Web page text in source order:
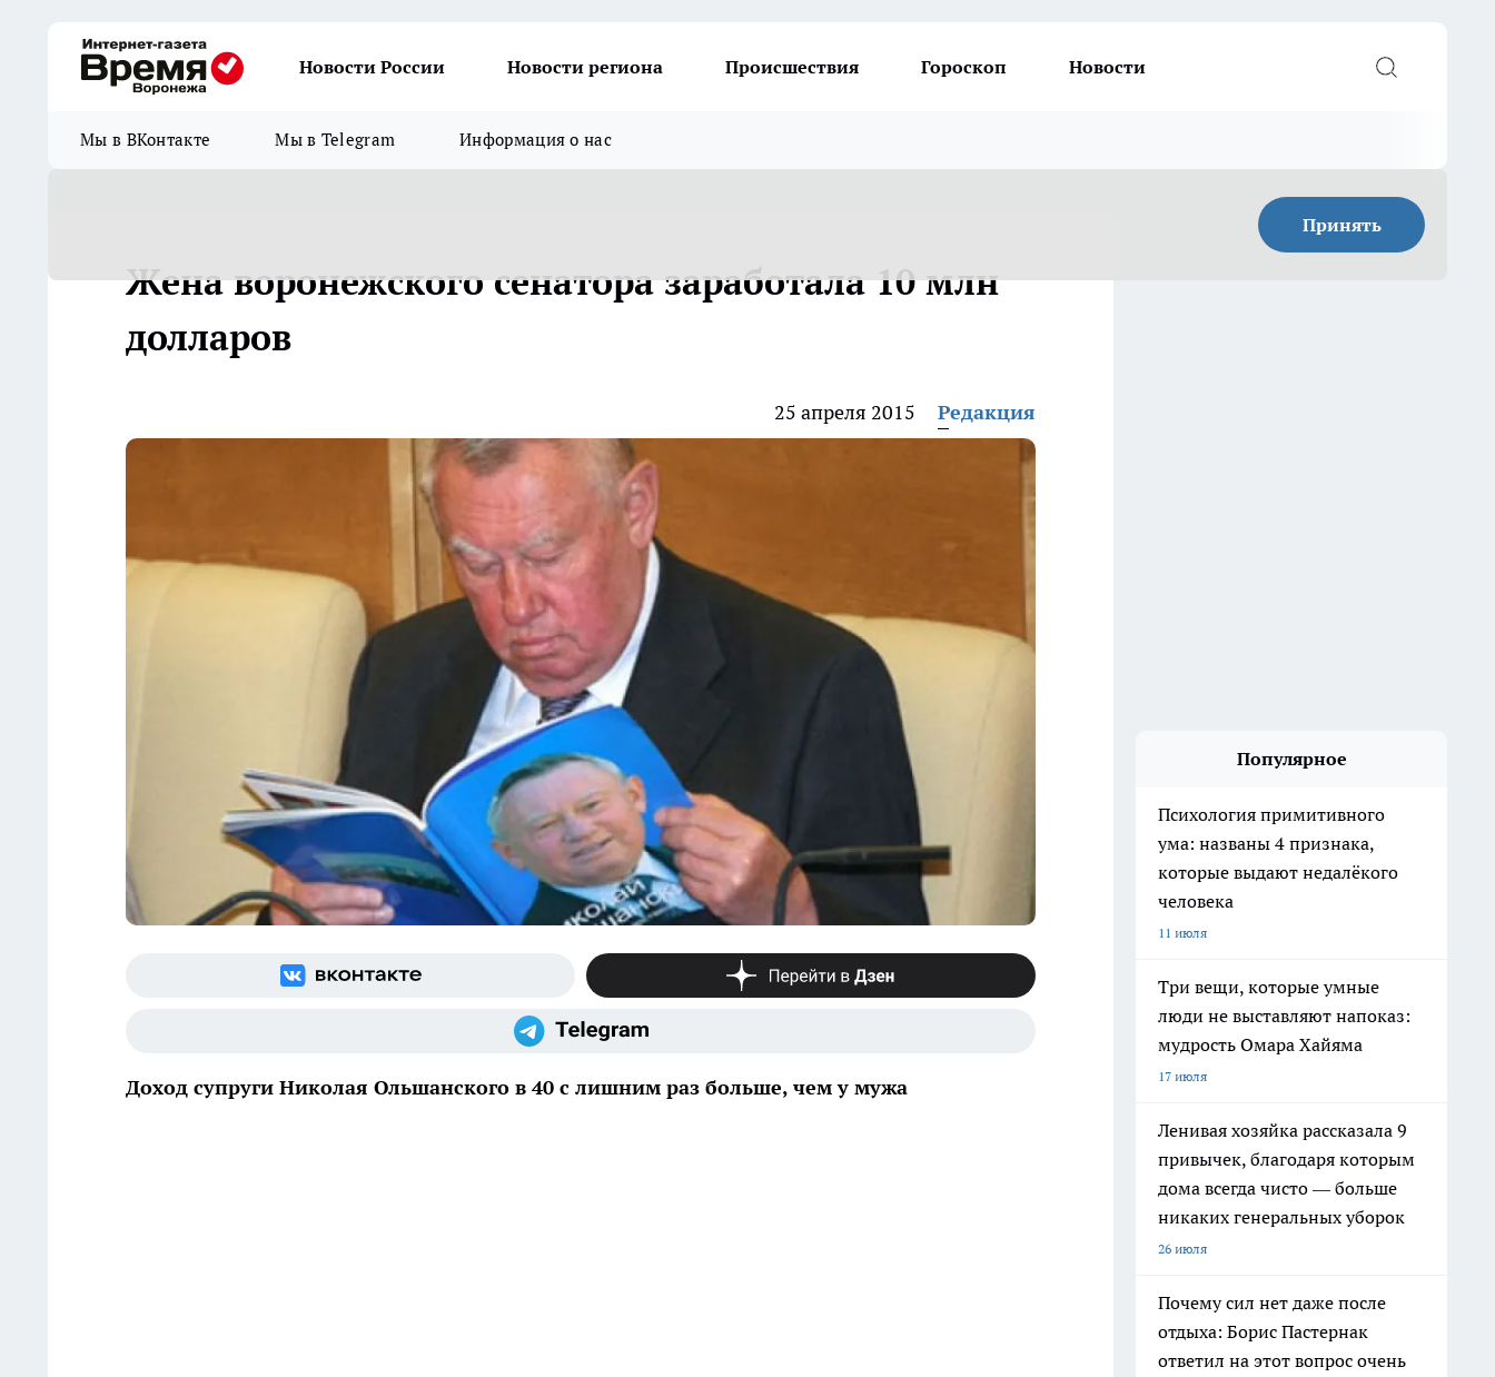
Новости России Новости региона Происшествия Гороскоп Новости
Мы в ВКонтакте Мы в Telegram Информация о нас
Принять
Жена воронежского сенатора заработала 10 млн
долларов
25 апреля 2015 Редакция
Доход супруги Николая Ольшанского в 40 с лишним раз больше, чем у мужа
Популярное
Психология примитивного
ума: названы 4 признака,
которые выдают недалёкого
человека
11 июля
Три вещи, которые умные
люди не выставляют напоказ:
мудрость Омара Хайяма
17 июля
Ленивая хозяйка рассказала 9
привычек, благодаря которым
дома всегда чисто — больше
никаких генеральных уборок
26 июля
Почему сил нет даже после
отдыха: Борис Пастернак
ответил на этот вопрос очень